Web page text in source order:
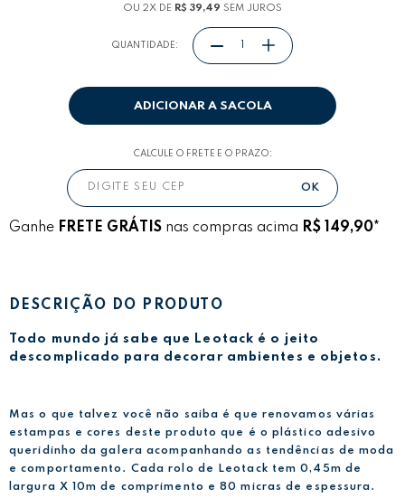
OU 2X DE R$ 39,49 SEM JUROS
QUANTIDADE:
ADICIONAR A SACOLA
CALCULE O FRETE E O PRAZO:
Ganhe FRETE GRÁTIS nas compras acima R$ 149,90*
DESCRIÇÃO DO PRODUTO
Todo mundo já sabe que Leotack é o jeito
descomplicado para decorar ambientes e objetos.
Mas o que talvez você não saiba é que renovamos várias
estampas e cores deste produto que é o plástico adesivo
queridinho da galera acompanhando as tendências de moda
e comportamento. Cada rolo de Leotack tem 0,45m de
largura X 10m de comprimento e 80 micras de espessura.